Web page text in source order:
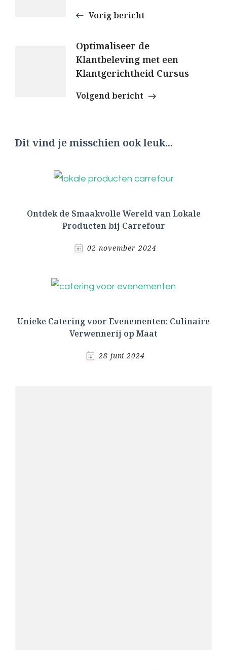
Vorig bericht
Optimaliseer de
Klantbeleving met een
Klantgerichtheid Cursus
Volgend bericht
Dit vind je misschien ook leuk...
Ontdek de Smaakvolle Wereld van Lokale
Producten bij Carrefour
02 november 2024
Unieke Catering voor Evenementen: Culinaire
Verwennerij op Maat
28 juni 2024